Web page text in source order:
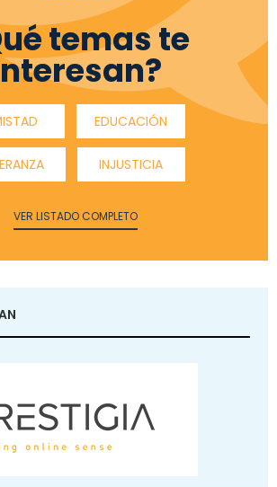
temas te
EDUCACIÓN
INJUSTICIA
VER LISTADO COMPLETO